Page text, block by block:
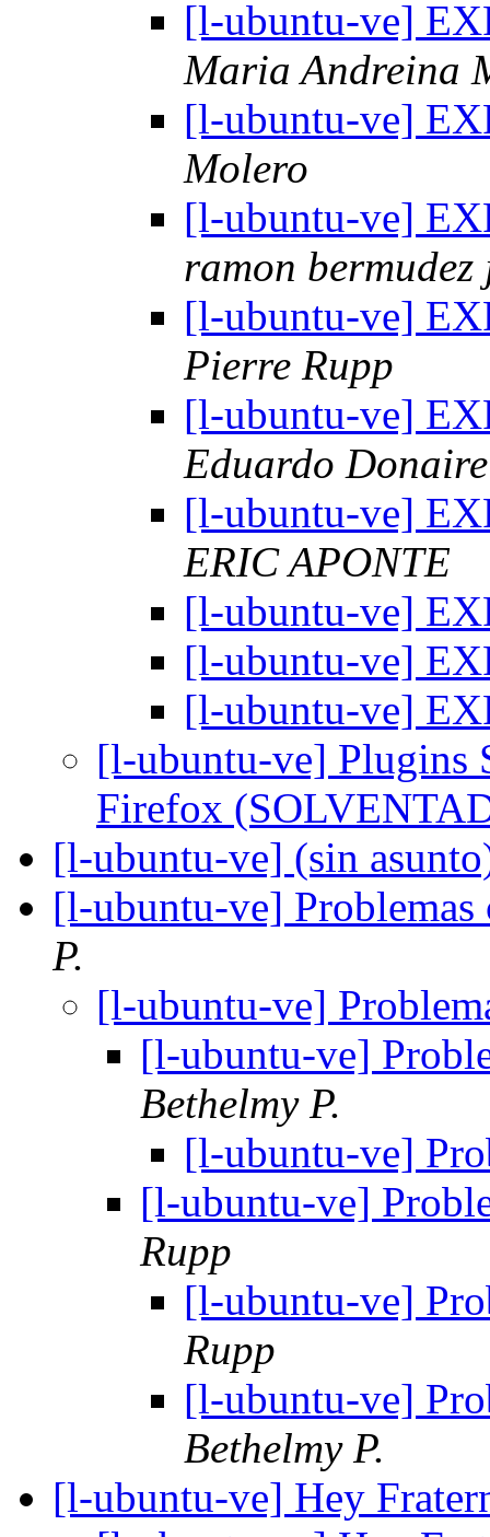
[l-ubuntu-ve]
Maria Andreina
[l-ubuntu-ve]
Molero
[l-ubuntu-ve]
ramon bermudez
[l-ubuntu-ve]
Pierre Rupp
[l-ubuntu-ve]
Eduardo Donaire
[l-ubuntu-ve]
ERIC APONTE
[l-ubuntu-ve]
[l-ubuntu-ve]
[l-ubuntu-ve]
[l-ubuntu-ve] Plugins
Firefox
[l-ubuntu-ve] (sin
[l-ubuntu-ve] Problemas
P.
[l-ubuntu-ve]
[l-ubuntu-ve]
Bethelmy P.
[l-ubuntu-ve]
[l-ubuntu-ve]
Rupp
[l-ubuntu-ve]
Rupp
[l-ubuntu-ve]
Bethelmy P.
[l-ubuntu-ve] Hey